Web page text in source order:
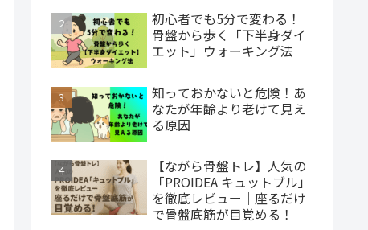
初心者でも5分で変わる！
骨盤から歩く「下半身ダイ
エット」ウォーキング法
知っておかないと危険！あ
なたが年齢より老けて見え
る原因
【ながら骨盤トレ】人気の
「PROIDEA キュットブル」
を徹底レビュー｜座るだけ
で骨盤底筋が目覚める！